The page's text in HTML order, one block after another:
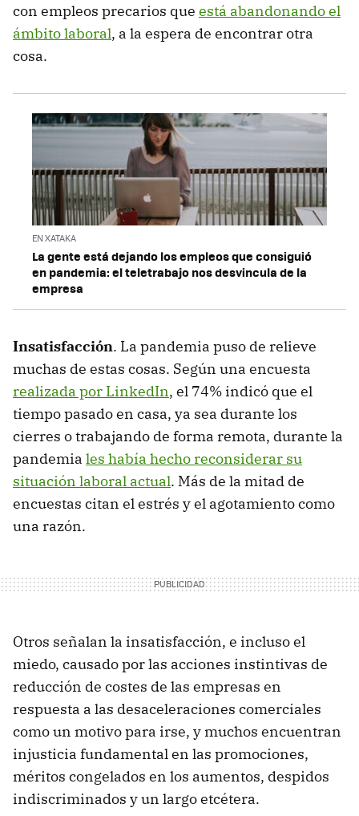
con empleos precarios que está abandonando el
ámbito laboral, a la espera de encontrar otra
cosa.
EN XATAKA
La gente está dejando los empleos que consiguió
en pandemia: el teletrabajo nos desvincula de la
empresa
Insatisfacción. La pandemia puso de relieve
muchas de estas cosas. Según una encuesta
realizada por LinkedIn, el 74% indicó que el
tiempo pasado en casa, ya sea durante los
cierres o trabajando de forma remota, durante la
pandemia les había hecho reconsiderar su
situación laboral actual. Más de la mitad de
encuestas citan el estrés y el agotamiento como
una razón.
Otros señalan la insatisfacción, e incluso el
miedo, causado por las acciones instintivas de
reducción de costes de las empresas en
respuesta a las desaceleraciones comerciales
como un motivo para irse, y muchos encuentran
injusticia fundamental en las promociones,
méritos congelados en los aumentos, despidos
indiscriminados y un largo etcétera.